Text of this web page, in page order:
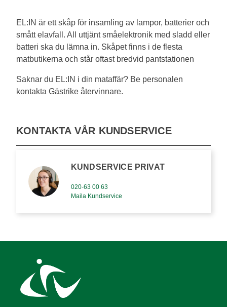
EL:IN är ett skåp för insamling av lampor, batterier och
smått elavfall. All uttjänt småelektronik med sladd eller
batteri ska du lämna in. Skåpet finns i de flesta
matbutikerna och står oftast bredvid pantstationen
Saknar du EL:IN i din mataffär? Be personalen
kontakta Gästrike återvinnare.
KONTAKTA VÅR KUNDSERVICE
KUNDSERVICE PRIVAT
020-63 00 63
Maila Kundservice